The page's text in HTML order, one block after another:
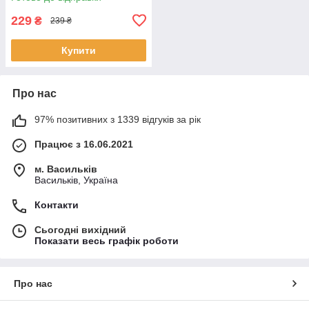
229 ₴ 239 ₴
Купити
Про нас
97% позитивних з 1339 відгуків за рік
Працює з 16.06.2021
м. Васильків
Васильків, Україна
Контакти
Сьогодні вихідний
Показати весь графік роботи
Про нас